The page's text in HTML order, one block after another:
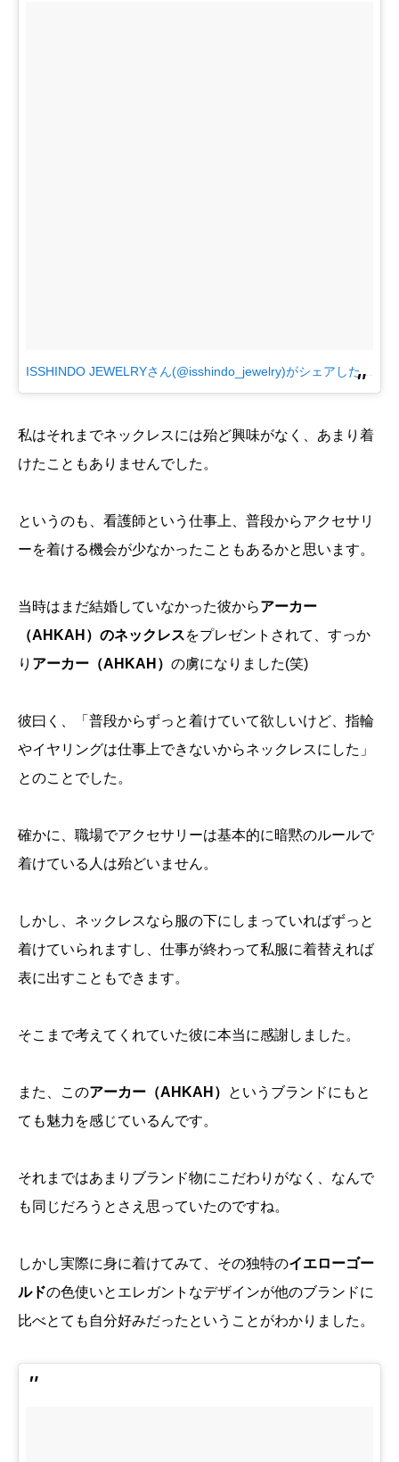
ISSHINDO JEWELRYさん(@isshindo_jewelry)がシェアした投稿
私はそれまでネックレスには殆ど興味がなく、あまり着
けたこともありませんでした。
というのも、看護師という仕事上、普段からアクセサリ
ーを着ける機会が少なかったこともあるかと思います。
当時はまだ結婚していなかった彼からアーカー
（AHKAH）のネックレスをプレゼントされて、すっか
り アーカー（AHKAH） の虜になりました(笑)
彼曰く、「普段からずっと着けていて欲しいけど、指輪
やイヤリングは仕事上できないからネックレスにした」
とのことでした。
確かに、職場でアクセサリーは基本的に暗黙のルールで
着けている人は殆どいません。
しかし、ネックレスなら服の下にしまっていればずっと
着けていられますし、仕事が終わって私服に着替えれば
表に出すこともできます。
そこまで考えてくれていた彼に本当に感謝しました。
また、このアーカー（AHKAH）
というブランドにもと
ても魅力を感じているんです。
それまではあまりブランド物にこだわりがなく、なんで
も同じだろうとさえ思っていたのですね。
しかし実際に身に着けてみて、その独特のイエローゴー
ルドの色使いとエレガントなデザインが他のブランドに
比べとても自分好みだったということがわかりました。